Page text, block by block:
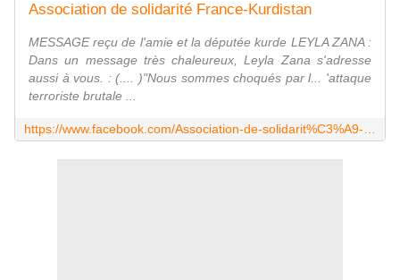
Association de solidarité France-Kurdistan
MESSAGE reçu de l'amie et la députée kurde LEYLA ZANA :
Dans un message très chaleureux, Leyla Zana s'adresse
aussi à vous. : (.... )"Nous sommes choqués par l... 'attaque
terroriste brutale ...